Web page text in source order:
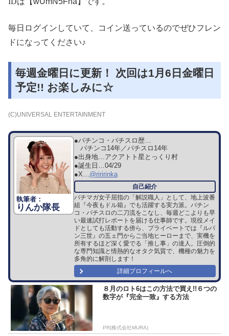
毎日ログインしていて、コイン送っているのでぜひフレン
ドになってください♪
毎週金曜日に更新！ 次回は1月6日金曜日
予定!! お楽しみに☆
(C)UNIVERSAL ENTERTAINMENT
りんか隊長
●パチンコ・パチスロ歴…
パチンコ14年／パチスロ14年
●出身地…アクアトト星とっくり村
●誕生日…04/29
●X…@riririnka
パチマガ女子屈指の「解説職人」として、地上波番
組『今夜もドル箱』でも活躍する実力派。パチン
コ・パチスロの二刀流をこなし、毎週どこよりも早
い最速試打レポートを届ける仕事師です。現役メイ
ドとしても活動する傍ら、プライベートでは『ルパ
ン三世』の五ェ門からご当地ヒーローまで、実機を
所有するほど深く愛でる「推し事」の達人。圧倒的
な専門知識と情熱的なオタク気質で、機種の魅力を
多角的に解剖します！
詳細プロフィールへ
８月のロト6はこの方法で買え!!６つの
数字が『完全一致』する方法
PR(株式会社MURA)